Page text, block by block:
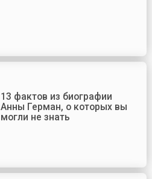
13 фактов из биографии
Анны Герман, о которых вы
могли не знать